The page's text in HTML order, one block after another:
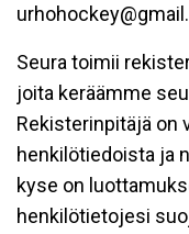
Seura toimii
joita keräämme
Rekisterinpitäjä on
henkilötiedoista ja
kyse on
henkilötietojesi